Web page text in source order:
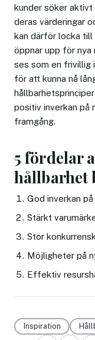
kunder söker
deras värderingar
kan därför locka
öppnar upp för nya
ses som en frivillig
för att kunna nå
positiv inverkan på
framgång.
5 fördelar
hållbarhet
God inverkan
Stärkt
Stor
Möjligheter på
Effektiv
Inspiration